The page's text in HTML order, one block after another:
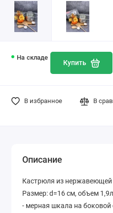
На складе
Купить
В избранное В
Описание
Кастрюля из нержавеющей
Размер: d=16 см, объем 1,9л
- мерная шкала на боковой